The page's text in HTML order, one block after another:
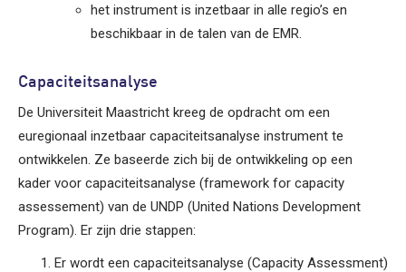
het instrument is inzetbaar in alle regio’s en
beschikbaar in de talen van de EMR.
Capaciteitsanalyse
De Universiteit Maastricht kreeg de opdracht om een
euregionaal inzetbaar capaciteitsanalyse instrument te
ontwikkelen. Ze baseerde zich bij de ontwikkeling op een
kader voor capaciteitsanalyse (framework for capacity
assessement) van de UNDP (United Nations Development
Program). Er zijn drie stappen:
Er wordt een capaciteitsanalyse (Capacity Assessment)